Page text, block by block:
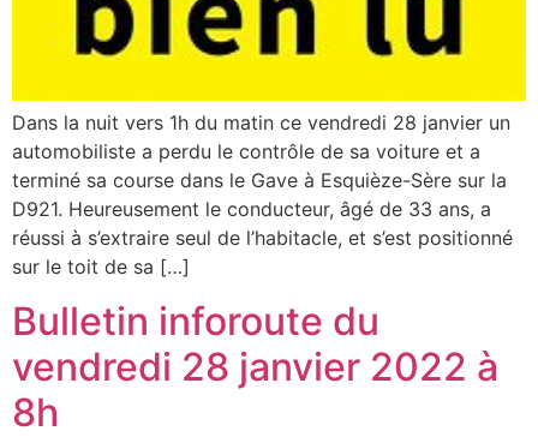
Dans la nuit vers 1h du matin ce vendredi 28 janvier un
automobiliste a perdu le contrôle de sa voiture et a
terminé sa course dans le Gave à Esquièze-Sère sur la
D921. Heureusement le conducteur, âgé de 33 ans, a
réussi à s’extraire seul de l’habitacle, et s’est positionné
sur le toit de sa […]
Bulletin inforoute du
vendredi 28 janvier 2022 à
8h